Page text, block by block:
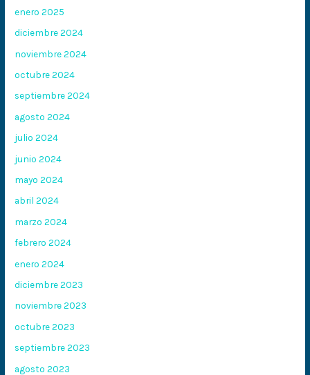
enero 2025
diciembre 2024
noviembre 2024
octubre 2024
septiembre 2024
agosto 2024
julio 2024
junio 2024
mayo 2024
abril 2024
marzo 2024
febrero 2024
enero 2024
diciembre 2023
noviembre 2023
octubre 2023
septiembre 2023
agosto 2023